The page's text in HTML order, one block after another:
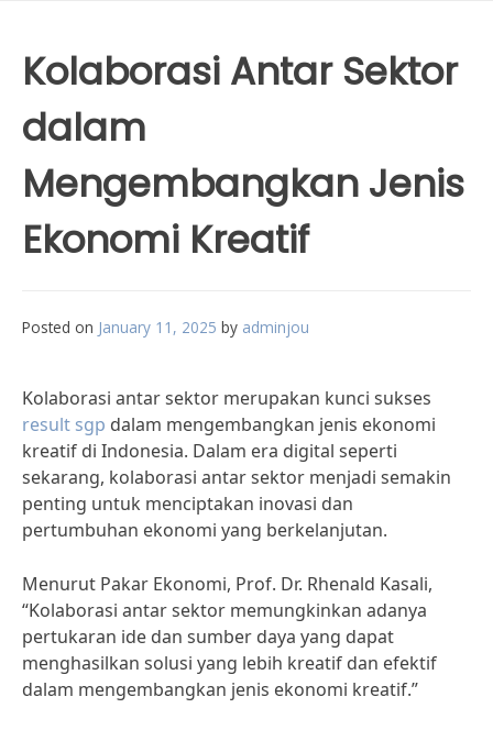
Kolaborasi Antar Sektor
dalam
Mengembangkan Jenis
Ekonomi Kreatif
Posted on January 11, 2025 by adminjou
Kolaborasi antar sektor merupakan kunci sukses
result sgp dalam mengembangkan jenis ekonomi
kreatif di Indonesia. Dalam era digital seperti
sekarang, kolaborasi antar sektor menjadi semakin
penting untuk menciptakan inovasi dan
pertumbuhan ekonomi yang berkelanjutan.
Menurut Pakar Ekonomi, Prof. Dr. Rhenald Kasali,
“Kolaborasi antar sektor memungkinkan adanya
pertukaran ide dan sumber daya yang dapat
menghasilkan solusi yang lebih kreatif dan efektif
dalam mengembangkan jenis ekonomi kreatif.”